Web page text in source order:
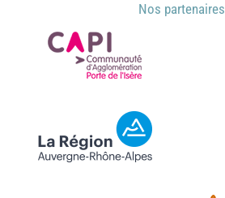
Nos partenaires